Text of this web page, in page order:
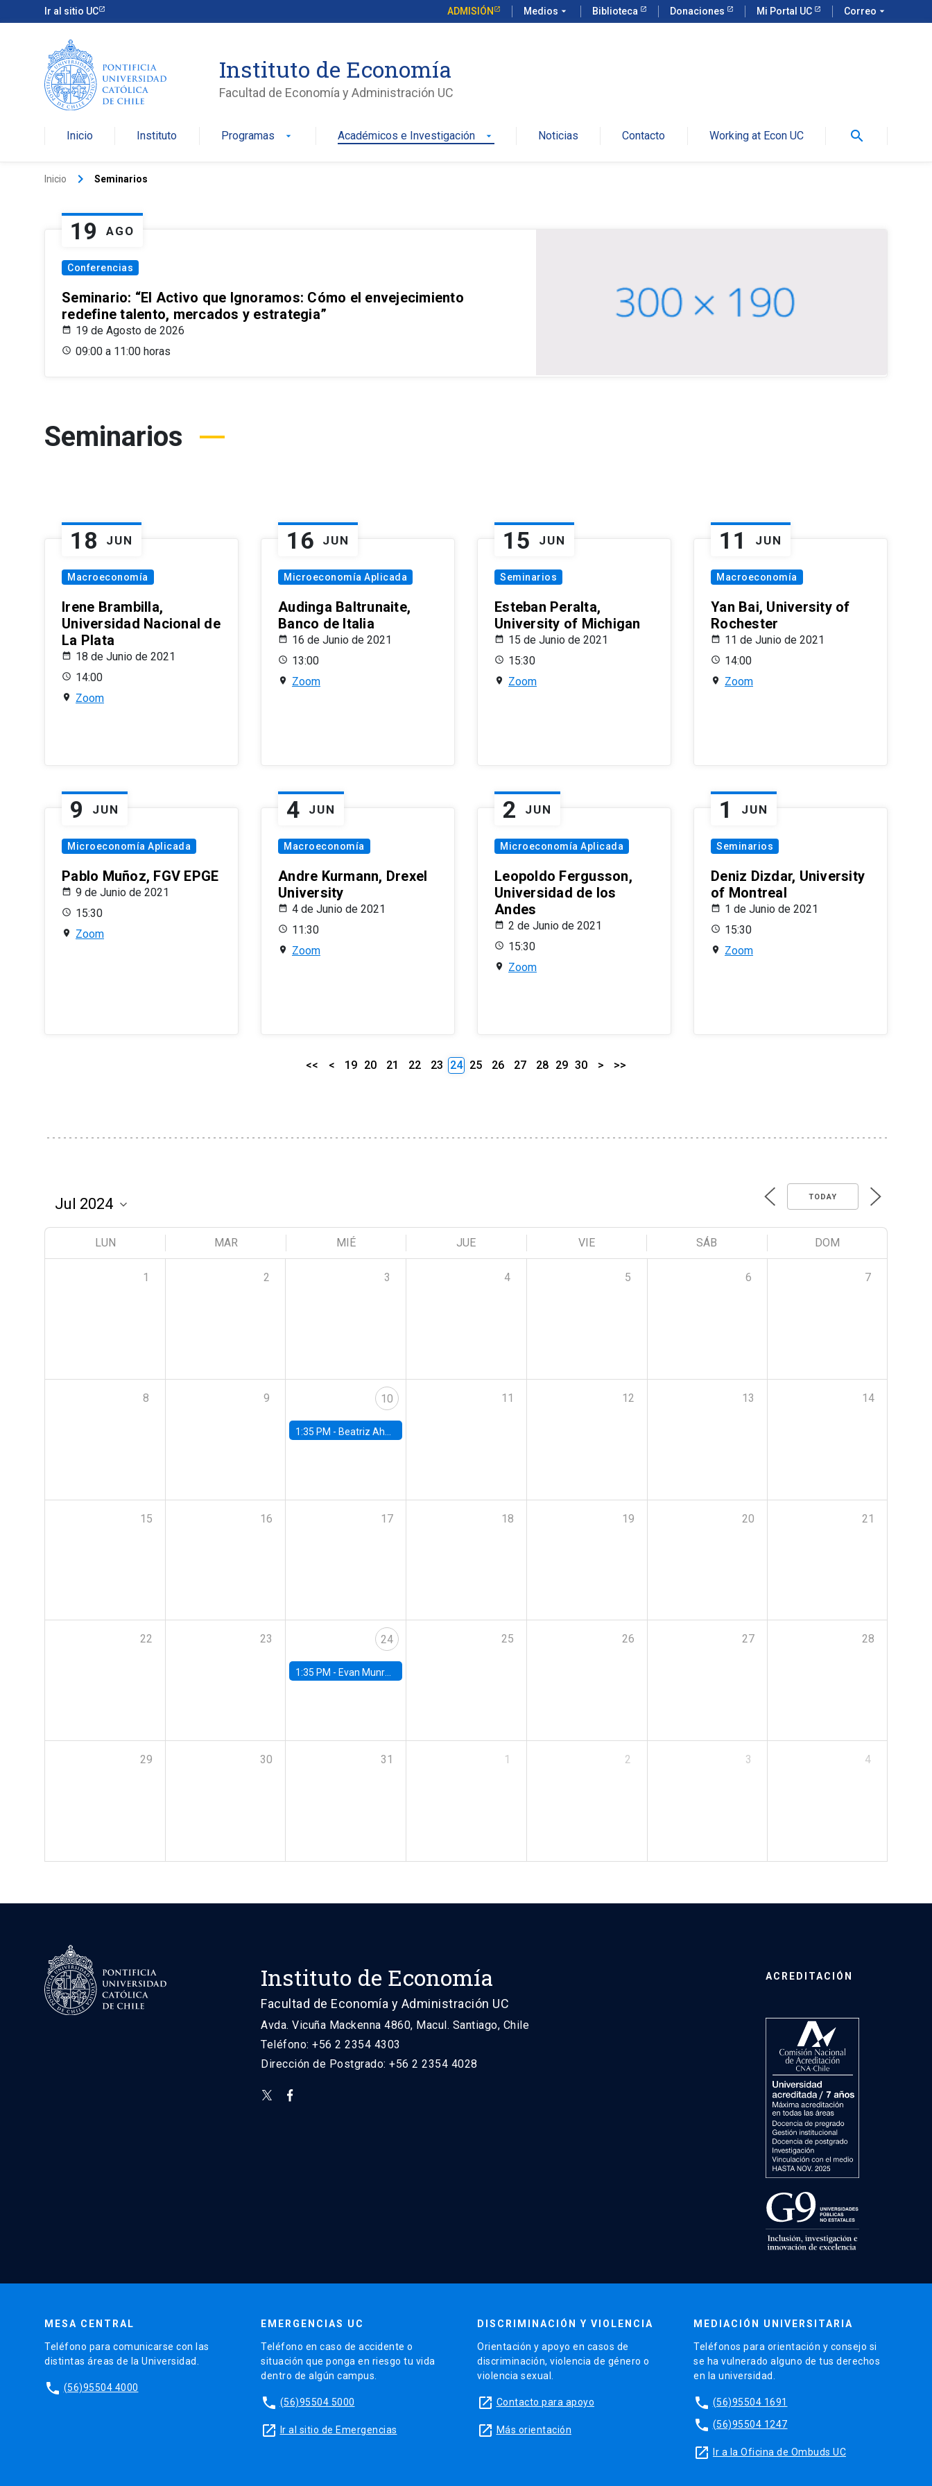
Ir al sitio UC ADMISIÓN Medios arrow_drop_down Biblioteca Donaciones Mi Portal UC Correo arrow_drop_down
Instituto de Economía
Facultad de Economía y Administración UC
Inicio Instituto Programas arrow_drop_down Académicos e Investigación arrow_drop_down Noticias Contacto Working at Econ UC search
Inicio keyboard_arrow_right Seminarios
19 AGO
Conferencias
Seminario: “El Activo que Ignoramos: Cómo el envejecimiento
redefine talento, mercados y estrategia”
19 de Agosto de 2026
09:00 a 11:00 horas
Seminarios
18 JUN
Macroeconomía
Irene Brambilla,
Universidad Nacional de
La Plata
18 de Junio de 2021
14:00
Zoom
16 JUN
Microeconomía Aplicada
Audinga Baltrunaite,
Banco de Italia
16 de Junio de 2021
13:00
Zoom
15 JUN
Seminarios
Esteban Peralta,
University of Michigan
15 de Junio de 2021
15:30
Zoom
11 JUN
Macroeconomía
Yan Bai, University of
Rochester
11 de Junio de 2021
14:00
Zoom
9 JUN
Microeconomía Aplicada
Pablo Muñoz, FGV EPGE
9 de Junio de 2021
15:30
Zoom
4 JUN
Macroeconomía
Andre Kurmann, Drexel
University
4 de Junio de 2021
11:30
Zoom
2 JUN
Microeconomía Aplicada
Leopoldo Fergusson,
Universidad de los
Andes
2 de Junio de 2021
15:30
Zoom
1 JUN
Seminarios
Deniz Dizdar, University
of Montreal
1 de Junio de 2021
15:30
Zoom
<< < 19 20 21 22 23 24 25 26 27 28 29 30 > >>
TODAY
LUN MAR MIÉ JUE VIE SÁB DOM
1 2 3 4 5 6 7
8 9 10
1:35 PM - Beatriz Ahumada, PhD candidate, Universidad de Pittsburgh
11 12 13 14
15 16 17 18 19 20 21
22 23 24
1:35 PM - Evan Munro, Neyman Visiting Assistant Professor in the Department of Statistics at UC Berkeley
25 26 27 28
29 30 31 1 2 3 4
Instituto de Economía
Facultad de Economía y Administración UC
Avda. Vicuña Mackenna 4860, Macul. Santiago, Chile
Teléfono: +56 2 2354 4303
Dirección de Postgrado: +56 2 2354 4028
ACREDITACIÓN
MESA CENTRAL
Teléfono para comunicarse con las
distintas áreas de la Universidad.
phone (56)95504 4000
EMERGENCIAS UC
Teléfono en caso de accidente o
situación que ponga en riesgo tu vida
dentro de algún campus.
phone (56)95504 5000
launch Ir al sitio de Emergencias
DISCRIMINACIÓN Y VIOLENCIA
Orientación y apoyo en casos de
discriminación, violencia de género o
violencia sexual.
launch Contacto para apoyo
launch Más orientación
MEDIACIÓN UNIVERSITARIA
Teléfonos para orientación y consejo si
se ha vulnerado alguno de tus derechos
en la universidad.
phone (56)95504 1691
phone (56)95504 1247
launch Ir a la Oficina de Ombuds UC